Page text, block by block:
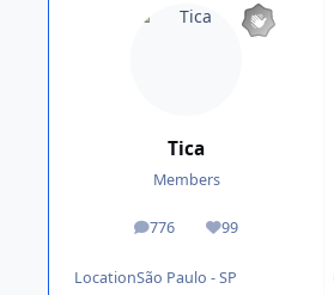
Tica
Members
776
posts 99
Reputation
LocationSão Paulo - SP